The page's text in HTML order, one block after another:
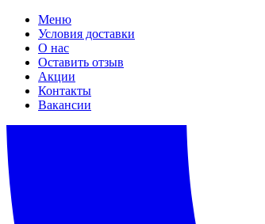
Меню
Условия доставки
О нас
Оставить отзыв
Акции
Контакты
Вакансии